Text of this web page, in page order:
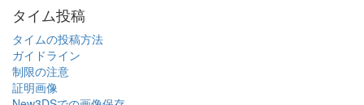
タイム投稿
タイムの投稿方法
ガイドライン
制限の注意
証明画像